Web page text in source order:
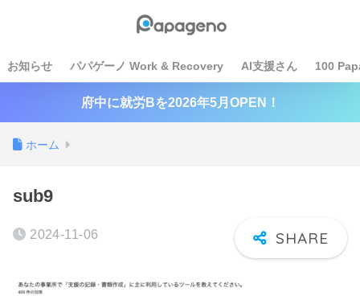
お知らせ パパゲーノ Work & Recovery AI支援さん 100
府中に就労Bを2026年5月OPEN！
ホーム
sub9
2024-11-06